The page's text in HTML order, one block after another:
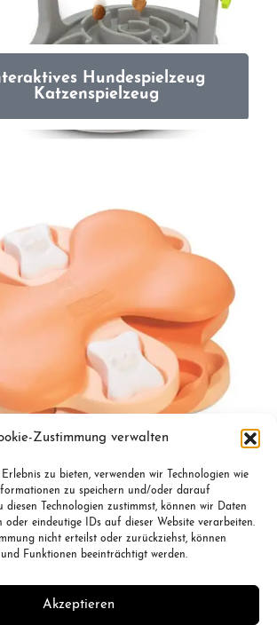
Zustimmung verwalten
zu bieten, verwenden wir Technologien wie
zu speichern und/oder darauf
diesen Technologien zustimmst, können wir Daten
oder eindeutige IDs auf dieser Website verarbeiten.
nicht erteilst oder zurückziehst, können
Funktionen beeinträchtigt werden.
Akzeptieren
Hundespielzeug
Katzenspielzeug